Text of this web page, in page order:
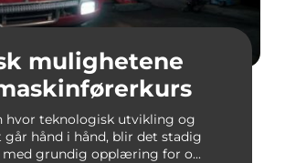
mulighetene
hvor teknologisk utvikling og
hånd i hånd, blir det stadig
grundig opplæring for o...